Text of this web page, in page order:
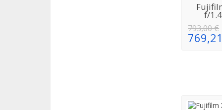
f/
793,00 €